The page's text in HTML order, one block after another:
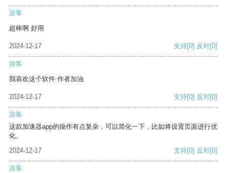
游客
超棒啊 好用
2024-12-17 支持[0] 反对[0]
游客
我喜欢这个软件 作者加油
2024-12-17 支持[0] 反对[0]
游客
这款加速器app的操作有点复杂，可以简化一下，比如将设置页面进行优
化。
2024-12-17
支持[0] 反对[0]
游客